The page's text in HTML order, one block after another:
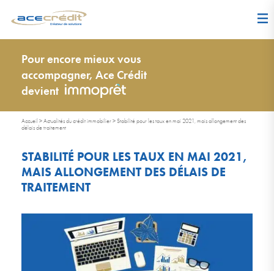
Pour encore mieux vous
accompagner, Ace Crédit
devient
Accueil >Actualités du crédit immobilier>Stabilité pour les taux en mai 2021, mais allongement des
délais de traitement
STABILITÉ POUR LES TAUX EN MAI 2021,
MAIS ALLONGEMENT DES DÉLAIS DE
TRAITEMENT